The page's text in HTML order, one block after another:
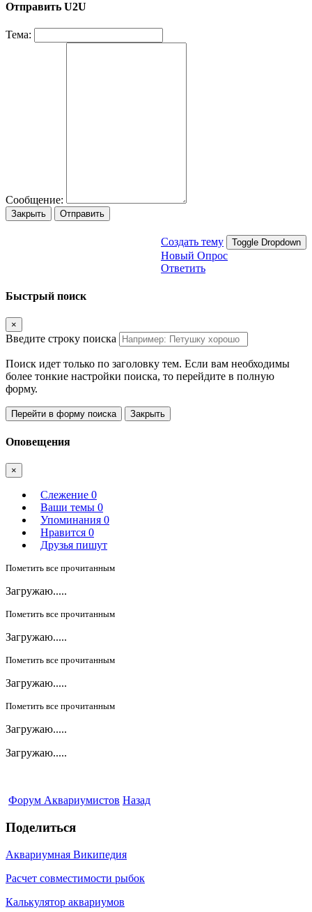
Отправить U2U
Тема:
Сообщение:
Закрыть Отправить
Создать тему Toggle Dropdown
Новый Опрос
Ответить
Быстрый поиск
×
Введите строку поиска
Поиск идет только по заголовку тем. Если вам необходимы
более тонкие настройки поиска, то перейдите в полную
форму.
Перейти в форму поиска Закрыть
Оповещения
×
Слежение 0
Ваши темы 0
Упоминания 0
Нравится 0
Друзья пишут
Пометить все прочитанным
Загружаю.....
Пометить все прочитанным
Загружаю.....
Пометить все прочитанным
Загружаю.....
Пометить все прочитанным
Загружаю.....
Загружаю.....
Форум Аквариумистов Назад
Поделиться
Аквариумная Википедия
Расчет совместимости рыбок
Калькулятор аквариумов